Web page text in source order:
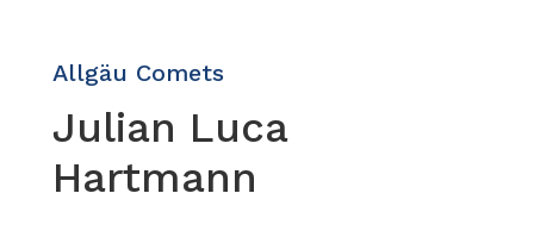
Allgäu Comets
Julian Luca
Hartmann